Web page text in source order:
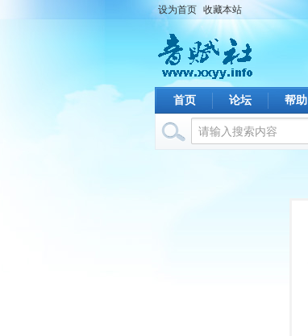
设为首页 收藏本站
首页 论坛 帮助